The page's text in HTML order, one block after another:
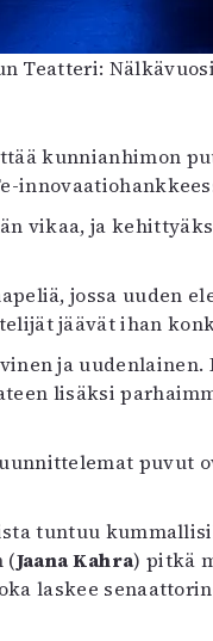
Teatteri:
kunnianhimon
vikaa, ja
jossa uuden
jäävät ihan
ja
lisäksi
puvut
tuntuu
(Jaana Kahra) pitkä
laskee